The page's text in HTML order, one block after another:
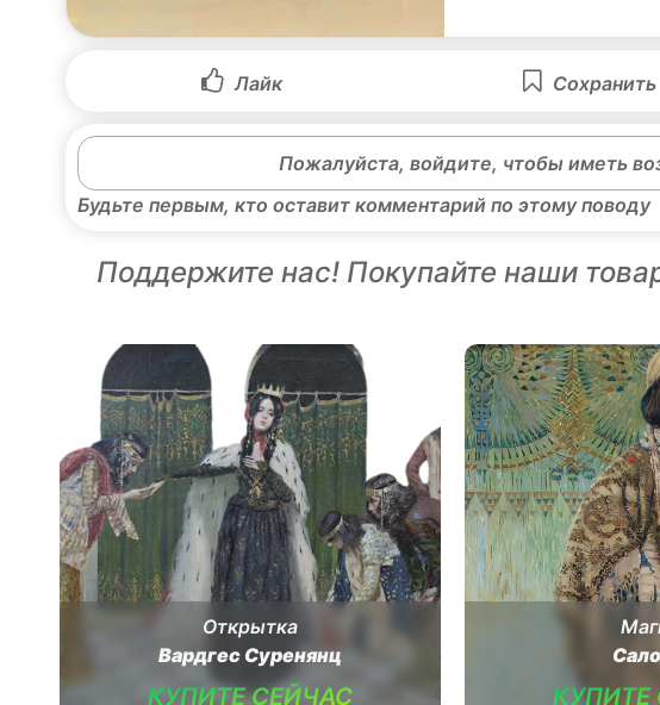
Лайк Сохранить
Пожалуйста, войдите, чтобы иметь
Будьте первым, кто оставит комментарий по этому поводу
Поддержите нас! Покупайте наши
Открытка
Вардгес Суренянц
КУПИТЕ СЕЙЧАС КУПИТЕ